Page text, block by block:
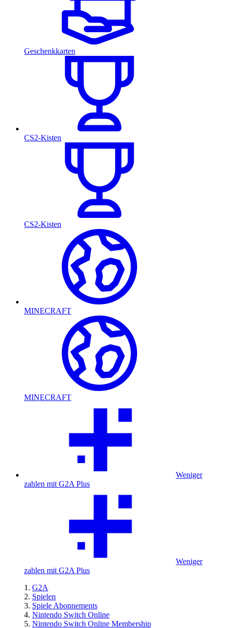
Geschenkkarten
CS2-Kisten
CS2-Kisten
MINECRAFT
MINECRAFT
Weniger
zahlen mit G2A Plus
Weniger
zahlen mit G2A Plus
G2A
Spielen
Spiele Abonnements
Nintendo Switch Online
Nintendo Switch Online Membership